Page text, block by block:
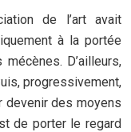
de l’art avait
à la portée
D’ailleurs,
progressivement,
des moyens
de porter le regard